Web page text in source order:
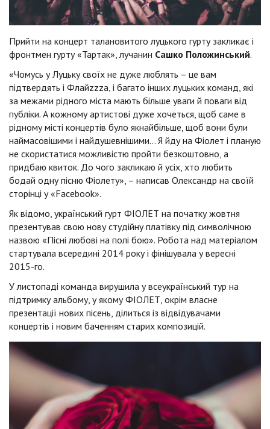
Прийти на концерт талановитого луцького гурту закликає і
фронтмен гурту «Тартак», лучанин Сашко Положинський.
«Чомусь у Луцьку своїх не дуже люблять – це вам
підтвердять і Флайzzzа, і багато інших луцьких команд, які
за межами рідного міста мають більше уваги й поваги від
публіки. А кожному артистові дуже хочеться, щоб саме в
рідному місті концертів було якнайбільше, щоб вони були
наймасовішими і найдушевнішими… Я йду на Фіолет і планую
не скористатися можливістю пройти безкоштовно, а
придбаю квиток. До чого закликаю й усіх, хто любить
бодай одну пісню Фіолету», – написав Олександр на своїй
сторінці у «Facebook».
Як відомо, український гурт ФІОЛЕТ на початку жовтня
презентував свою нову студійну платівку під символічною
назвою «Пісні любові на полі бою». Робота над матеріалом
стартувала всередині 2014 року і фінішувала у вересні
2015-го.
У листопаді команда вирушила у всеукраїнський тур на
підтримку альбому, у якому ФІОЛЕТ, окрім власне
презентації нових пісень, ділиться із відвідувачами
концертів і новим баченням старих композицій.